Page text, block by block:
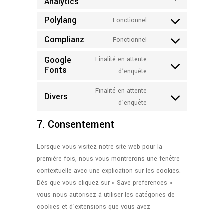
recaptcha
Consent
service
google-
Polylang Fonctionnel
Consent
polylang
Complianz Fonctionnel
Consent
service
Google
Fonts
Finalité en attente
d’enquête
Consent
service
Divers
Finalité en attente
d’enquête
Consent
7. Consentement
Lorsque vous visitez notre site web pour la
première fois, nous vous montrerons une fenêtre
contextuelle avec une explication sur les cookies.
Dès que vous cliquez sur « Save preferences »
vous nous autorisez à utiliser les catégories de
cookies et d’extensions que vous avez